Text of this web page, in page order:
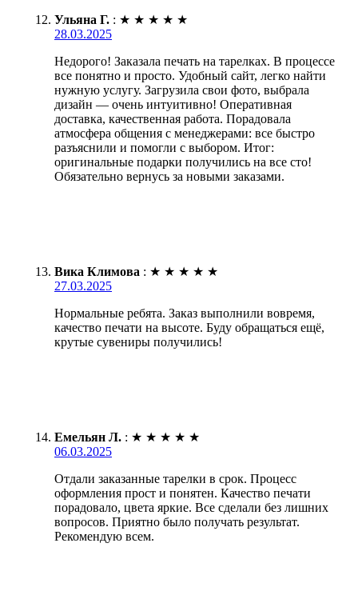
Ульяна Г. : ★ ★ ★ ★ ★
28.03.2025
Недорого! Заказала печать на тарелках. В процессе
все понятно и просто. Удобный сайт, легко найти
нужную услугу. Загрузила свои фото, выбрала
дизайн — очень интуитивно! Оперативная
доставка, качественная работа. Порадовала
атмосфера общения с менеджерами: все быстро
разъяснили и помогли с выбором. Итог:
оригинальные подарки получились на все сто!
Обязательно вернусь за новыми заказами.
Вика Климова : ★ ★ ★ ★ ★
27.03.2025
Нормальные ребята. Заказ выполнили вовремя,
качество печати на высоте. Буду обращаться ещё,
крутые сувениры получились!
Емельян Л. : ★ ★ ★ ★ ★
06.03.2025
Отдали заказанные тарелки в срок. Процесс
оформления прост и понятен. Качество печати
порадовало, цвета яркие. Все сделали без лишних
вопросов. Приятно было получать результат.
Рекомендую всем.